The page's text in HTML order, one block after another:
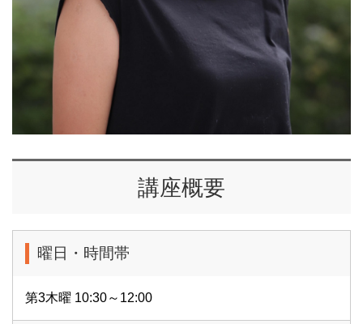
講座概要
曜日・時間帯
第3木曜 10:30～12:00